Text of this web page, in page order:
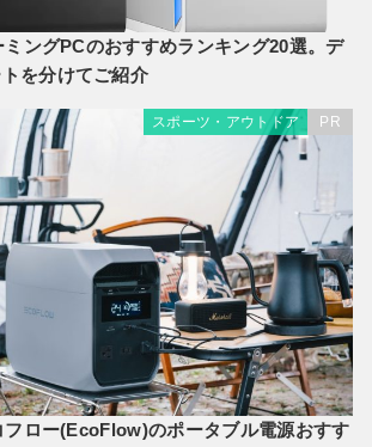
ミングPCのおすすめランキング20選。デ
を分けてご紹介
スポーツ・アウトドア PR
フロー(EcoFlow)のポータブル電源おすす